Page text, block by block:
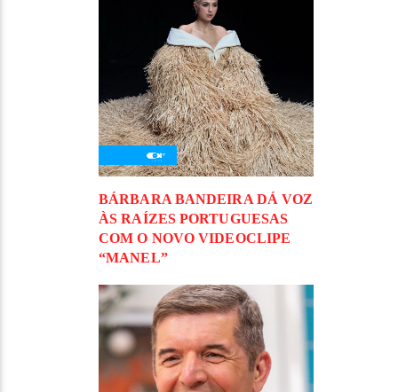
BÁRBARA BANDEIRA DÁ VOZ
ÀS RAÍZES PORTUGUESAS
COM O NOVO VIDEOCLIPE
“MANEL”